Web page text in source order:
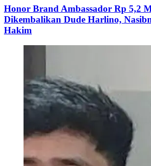
Honor Brand Ambassador Rp 5,2
Dikembalikan Dude Harlino,
Hakim